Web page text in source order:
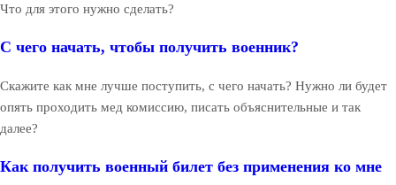
Что для этого нужно сделать?
С чего начать, чтобы получить военник?
Скажите как мне лучше поступить, с чего начать? Нужно ли будет
опять проходить мед комиссию, писать объяснительные и так
далее?
Как получить военный билет без применения ко мне